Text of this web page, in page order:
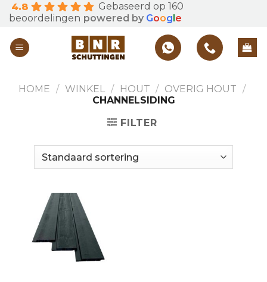
Skip
to
content
4.8
Gebaseerd op 160
beoordelingen powered by Goog e
HOME / WINKEL / HOUT / OVERIG HOUT /
CHANNELSIDING
FILTER